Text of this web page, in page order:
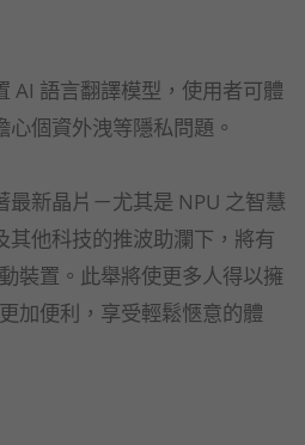
AI 語言翻譯模型，使用者可體
個資外洩等隱私問題。
新晶片－尤其是 NPU 之智慧
其他科技的推波助瀾下，將有
裝置。此舉將使更多人得以擁
加便利，享受輕鬆愜意的體